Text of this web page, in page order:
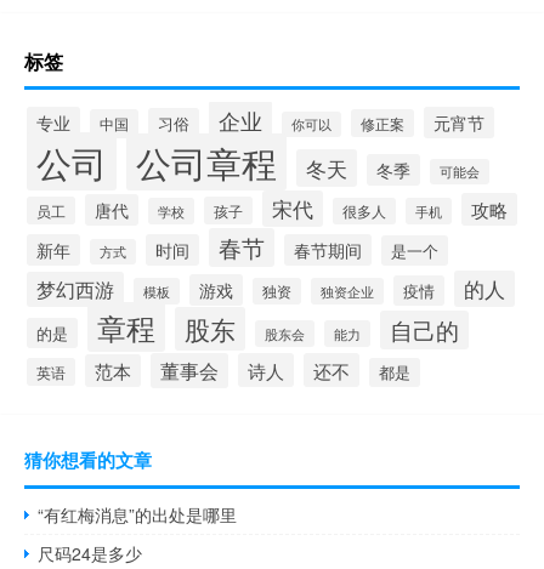
标签
专业 中国 习俗 企业 你可以 修正案 元宵节
公司 公司章程 冬天 冬季 可能会
员工 唐代 学校 孩子 宋代 很多人 手机 攻略
新年 方式 时间 春节 春节期间 是一个
梦幻西游 模板 游戏 独资 独资企业 疫情 的人
的是 章程 股东 股东会 能力 自己的
英语 范本 董事会 诗人 还不 都是
猜你想看的文章
“有红梅消息”的出处是哪里
尺码24是多少